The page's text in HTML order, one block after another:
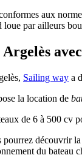
aux
par ailleurs
Sailing way a
la location de
de 6 à 500 cv
découvrir
du bateau